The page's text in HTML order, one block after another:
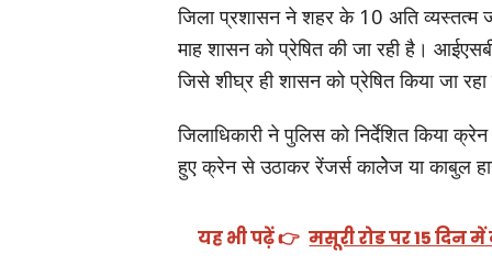
जिला प्रशासन ने शहर के 10 अति व्यस्तत्म
माह शासन को प्रेषित की जा रही है।
जिसे शीघ्र ही शासन को प्रेषित किया जा
जिलाधिकारी ने पुलिस को निर्देशित किया
हुए क्रेन से उठाकर रेंजर्स कालेेज या काबुल
यह भी पढ़ें 👉 मसूरी रोड पर 15 दिन